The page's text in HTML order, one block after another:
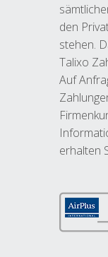
den
stehen.
Talixo
Auf
erhalten